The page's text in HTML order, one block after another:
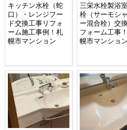
キッチン水栓（蛇
口）・レンジフー
ド交換工事リフォ
ーム施工事例！札
幌市マンション
三栄水栓製浴
栓（サーモシ
ー混合栓）交
フォーム工事
幌市マンション